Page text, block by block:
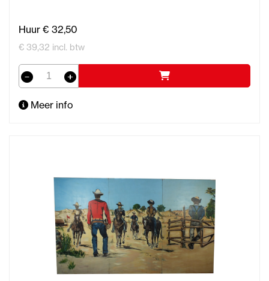
Huur € 32,50
€ 39,32 incl. btw
Meer info